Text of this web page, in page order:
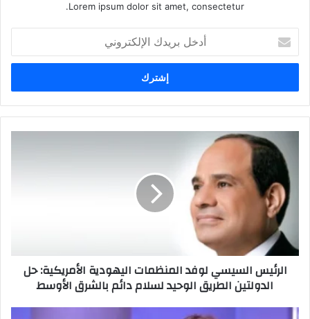
Lorem ipsum dolor sit amet, consectetur.
بريدك
الإلكتروني
الرئيس السيسي لوفد المنظمات اليهودية الأمريكية: حل
الدولتين الطريق الوحيد لسلام دائم بالشرق الأوسط